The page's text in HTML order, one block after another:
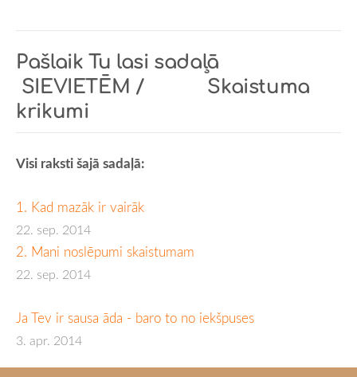
Pašlaik Tu lasi sadaļā
SIEVIETĒM / Skaistuma
krikumi
Visi raksti šajā sadaļā:
1. Kad mazāk ir vairāk
22. sep. 2014
2. Mani noslēpumi skaistumam
22. sep. 2014
Ja Tev ir sausa āda - baro to no iekšpuses
3. apr. 2014